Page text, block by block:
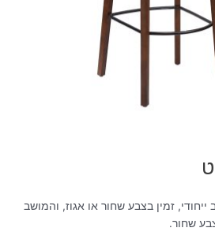
זמין בצבע שחור או אגוז, והמושב
שחור.